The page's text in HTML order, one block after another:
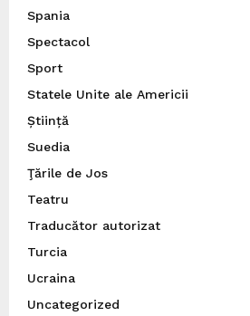
Spania
Spectacol
Sport
Statele Unite ale Americii
Știință
Suedia
Ţările de Jos
Teatru
Traducător autorizat
Turcia
Ucraina
Uncategorized